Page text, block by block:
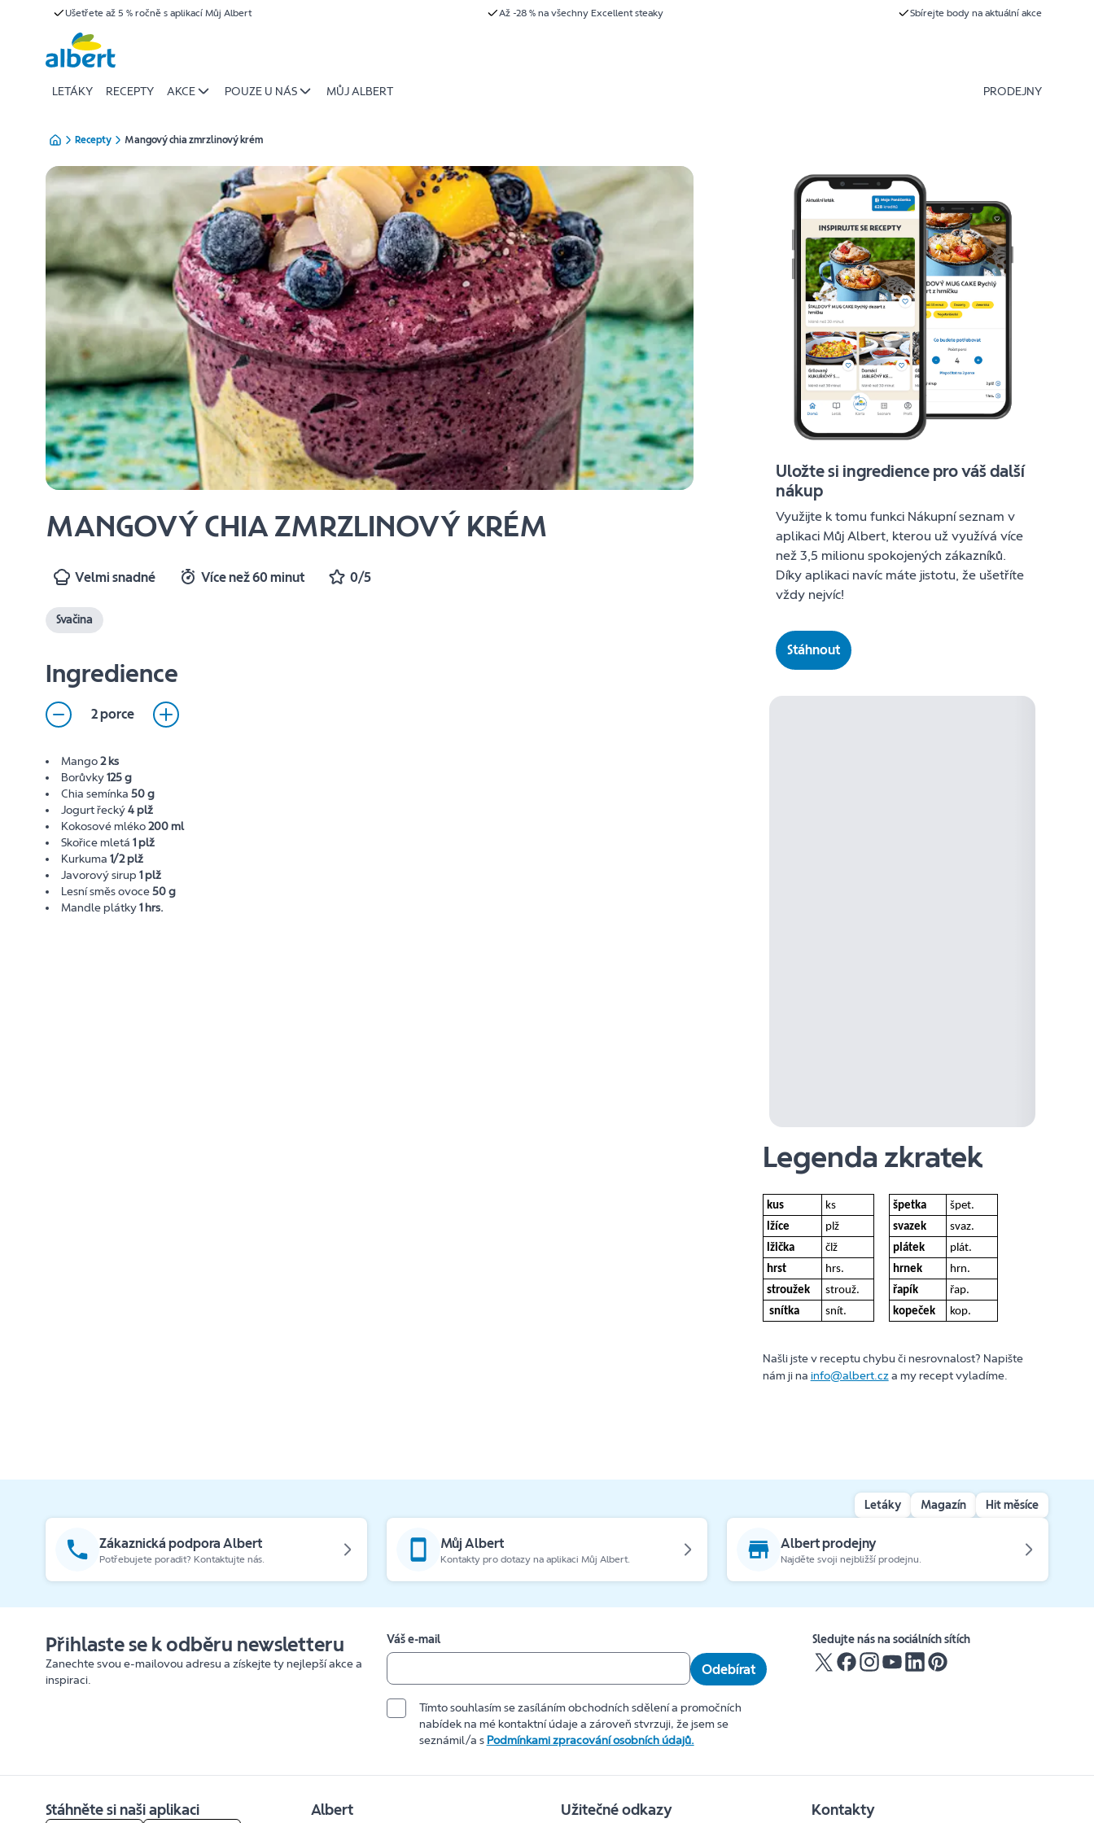
Ušetřete až 5 % ročně s aplikací Můj Albert Až -28 % na všechny Excellent steaky Sbírejte body na aktuální akce
LETÁKY RECEPTY AKCE POUZE U NÁS MŮJ ALBERT PRODEJNY
Recepty Mangový chia zmrzlinový krém
MANGOVÝ CHIA ZMRZLINOVÝ KRÉM
Velmi snadné Více než 60 minut 0/5
Svačina
Ingredience
2 porce
Mango2 ks
Borůvky125 g
Chia semínka50 g
Jogurt řecký4 plž
Kokosové mléko200 ml
Skořice mletá1 plž
Kurkuma1/2 plž
Javorový sirup1 plž
Lesní směs ovoce50 g
Mandle plátky1 hrs.
Uložte si ingredience pro váš další
nákup
Využijte k tomu funkci Nákupní seznam v
aplikaci Můj Albert, kterou už využívá více
než 3,5 milionu spokojených zákazníků.
Díky aplikaci navíc máte jistotu, že ušetříte
vždy nejvíc!
Stáhnout
Legenda zkratek
kus ks špetka
špet.
lžíce
plž svazek
svaz.
lžička
člž plátek
plát.
hrst
hrs. hrnek
hrn.
stroužek
strouž. řapík
řap.
snítka
snít. kopeček kop.
Našli jste v receptu chybu či nesrovnalost? Napište
nám ji na info@albert.cza my recept vyladíme.
Letáky Magazín Hit měsíce
Zákaznická podpora Albert
Potřebujete poradit? Kontaktujte nás.
Můj Albert
Kontakty pro dotazy na aplikaci Můj Albert.
Albert prodejny
Najděte svoji nejbližší prodejnu.
Přihlaste se k odběru newsletteru
Zanechte svou e-mailovou adresu a získejte ty nejlepší akce a
inspiraci.
Váš e-mail
Odebírat
Tímto souhlasím se zasíláním obchodních sdělení a promočních
nabídek na mé kontaktní údaje a zároveň stvrzuji, že jsem se
seznámil/a s Podmínkami zpracování osobních údajů.
Sledujte nás na sociálních sítích
Stáhněte si naši aplikaci Albert Užitečné odkazy Kontakty